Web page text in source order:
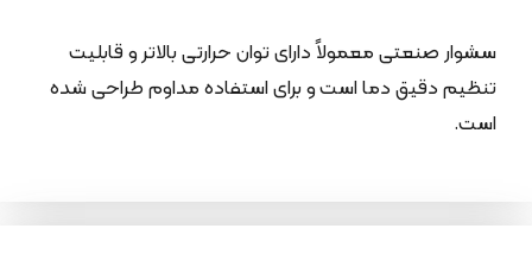
سشوار صنعتی معمولاً دارای توان حرارتی بالاتر و قابلیت
تنظیم دقیق دما است و برای استفاده مداوم طراحی شده
است.